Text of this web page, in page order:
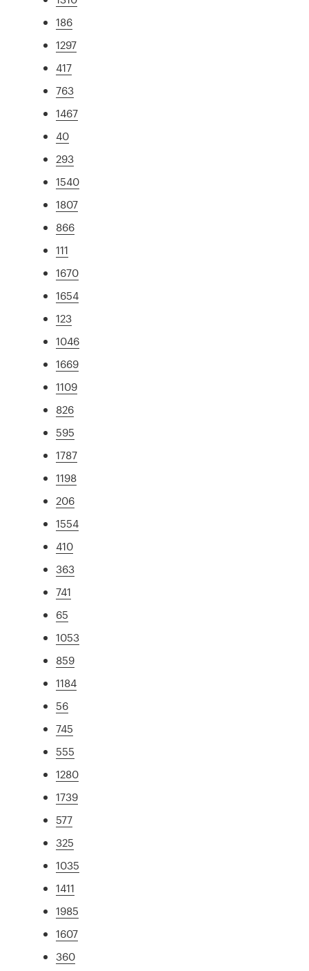
186
1297
417
763
1467
40
293
1540
1807
866
111
1670
1654
123
1046
1669
1109
826
595
1787
1198
206
1554
410
363
741
65
1053
859
1184
56
745
555
1280
1739
577
325
1035
1411
1985
1607
360